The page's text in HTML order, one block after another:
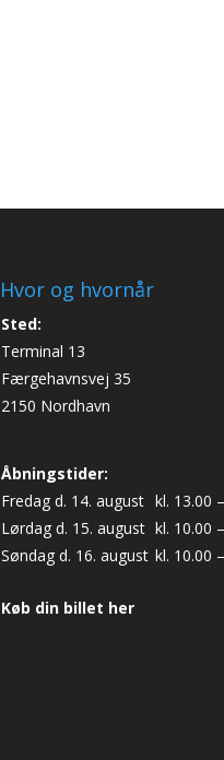
Hvor og hvornår
Sted:
Terminal 13
Færgehavnsvej 35
2150 Nordhavn
Åbningstider:
Fredag d. 14. august kl. 13.00
Lørdag d. 15. august kl. 10.00
Søndag d. 16. august kl. 10.00
Køb din billet her